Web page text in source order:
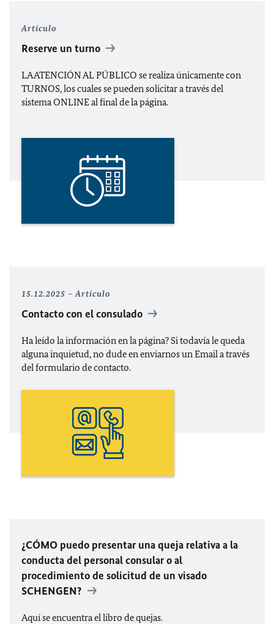
Artículo
Reserve un turno
LA ATENCIÓN AL PÚBLICO se realiza únicamente con
TURNOS, los cuales se pueden solicitar a través del
sistema ONLINE al final de la página.
15.12.2025 Artículo
Contacto con el consulado
Ha leído la información en la página? Si todavía le queda
alguna inquietud, no dude en enviarnos un Email a través
del formulario de contacto.
¿CÓMO puedo presentar una queja relativa a la
conducta del personal consular o al
procedimiento de solicitud de un visado
SCHENGEN?
Aquí se encuentra el libro de quejas.